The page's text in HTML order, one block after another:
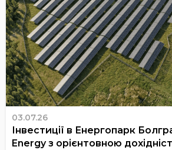
03.07.26
Інвестиції в Енергопарк
Energy з орієнтовною